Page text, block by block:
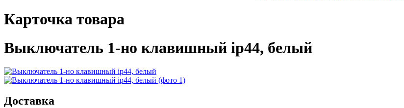
Карточка товара
Выключатель 1-но клавишный ip44, белый
Доставка